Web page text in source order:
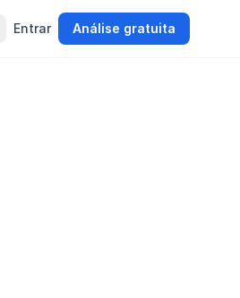
Entrar Análise gratuita